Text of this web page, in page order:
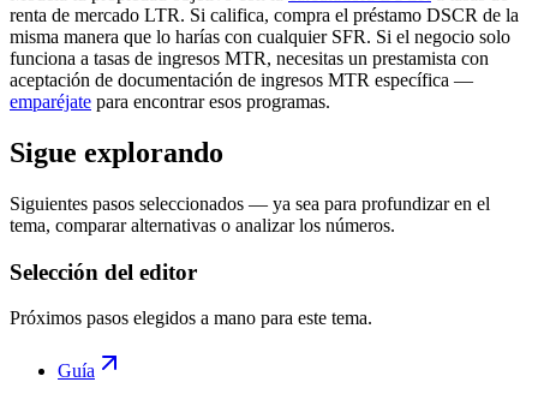
renta de mercado LTR. Si califica, compra el préstamo DSCR de la
misma manera que lo harías con cualquier SFR. Si el negocio solo
funciona a tasas de ingresos MTR, necesitas un prestamista con
aceptación de documentación de ingresos MTR específica —
emparéjate para encontrar esos programas.
Sigue explorando
Siguientes pasos seleccionados — ya sea para profundizar en el
tema, comparar alternativas o analizar los números.
Selección del editor
Próximos pasos elegidos a mano para este tema.
Guía